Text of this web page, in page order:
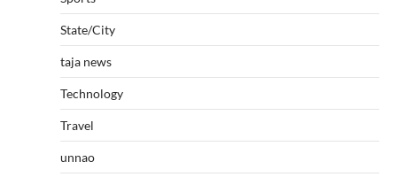
State/City
taja news
Technology
Travel
unnao